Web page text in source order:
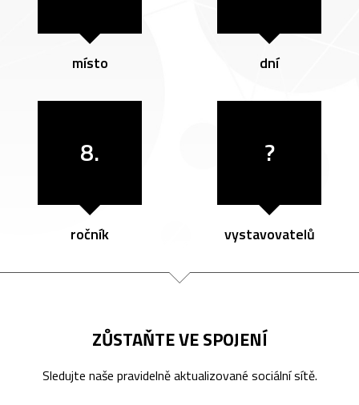
místo dní
8.
ročník
?
vystavovatelů
ZŮSTAŇTE VE SPOJENÍ
Sledujte naše pravidelně aktualizované sociální sítě.